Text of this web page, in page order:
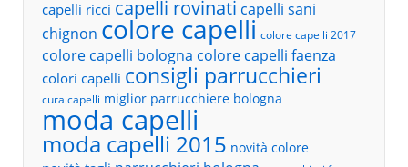
capelli ricci capelli rovinati capelli sani
chignon colore capelli colore capelli 2017
colore capelli bologna colore capelli faenza
colori capelli consigli parrucchieri
cura capelli miglior parrucchiere bologna
moda capelli
moda capelli 2015 novità colore